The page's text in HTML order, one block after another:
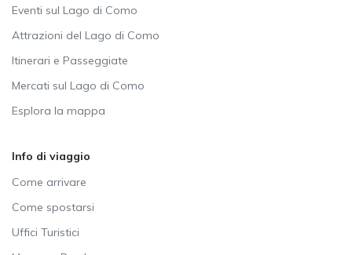
Eventi sul Lago di Como
Attrazioni del Lago di Como
Itinerari e Passeggiate
Mercati sul Lago di Como
Esplora la mappa
Info di viaggio
Come arrivare
Come spostarsi
Uffici Turistici